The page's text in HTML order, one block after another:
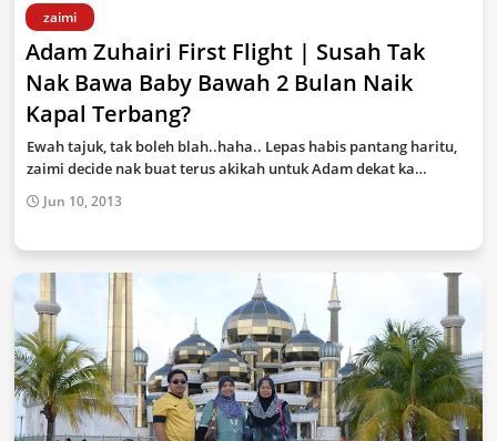
zaimi
Adam Zuhairi First Flight | Susah Tak
Nak Bawa Baby Bawah 2 Bulan Naik
Kapal Terbang?
Ewah tajuk, tak boleh blah..haha.. Lepas habis pantang haritu,
zaimi decide nak buat terus akikah untuk Adam dekat ka…
Jun 10, 2013